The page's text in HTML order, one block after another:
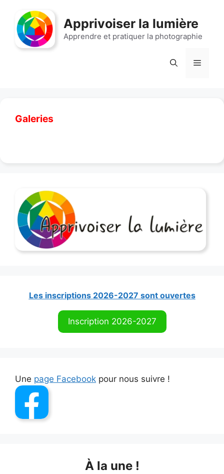
contenu
Apprivoiser la lumière
Apprendre et pratiquer la photographie
Menu
Galeries
Les inscriptions 2026-2027 sont ouvertes
Inscription 2026-2027
Une page Facebook pour nous suivre !
À la une !